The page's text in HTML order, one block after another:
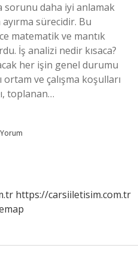
sorunu daha iyi anlamak
sürecidir. Bu
matematik ve mantık
İş analizi nedir kısaca?
her işin genel durumu
ortam ve çalışma koşulları
toplanan…
https://carsiiletisim.com.tr